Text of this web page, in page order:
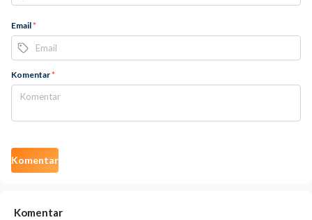
Email*
Komentar*
Komentar
Komentar